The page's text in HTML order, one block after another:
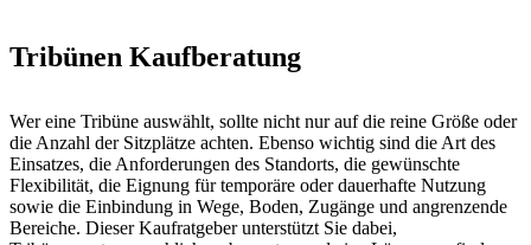
Tribünen Kaufberatung
Wer eine Tribüne auswählt, sollte nicht nur auf die reine Größe oder
die Anzahl der Sitzplätze achten. Ebenso wichtig sind die Art des
Einsatzes, die Anforderungen des Standorts, die gewünschte
Flexibilität, die Eignung für temporäre oder dauerhafte Nutzung
sowie die Einbindung in Wege, Boden, Zugänge und angrenzende
Bereiche. Dieser Kaufratgeber unterstützt Sie dabei,